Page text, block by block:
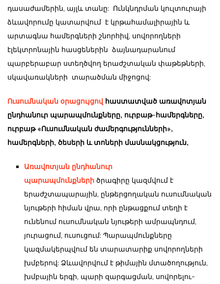
դասաժամերին, այլև տանը: Ունկնդրման կուլտուրայի
ձևավորումը կատարվում է կրթահամալիրային և
արտագնա համերգների շնորհիվ, սովորողների
էլեկտրոնային հասցեներին ձայնադարանում
պարբերաբար ստեղծվող երաժշտական փաթեթների,
սկավառակների տարածման միջոցով:
Ուսումնական օրացույցով հաստատված առավոտյան
ընդհանուր պարապմունքները, ուրբաթ-համերգները,
ուրբաթ «Ուսումնական ժամերգությունների»,
համերգների, ծեսերի և տոների մասնակցություն,
Առավոտյան ընդհանուր
պարապմունքների ծրագիրը կազմվում է
երաժշտապարային, ընթերցողական ուսումնական
նյութերի հիման վրա, որի ընթացքում տեղի է
ունենում ուսումնական նյութերի ամրապնդում,
յուրացում, ուսուցում: Պարապմունքները
կազմակերպվում են տարատարիք սովորողների
խմբերով: Ձևավորվում է թիմային մտածողություն,
խմբային երգի, պարի զարգացման, սովորելու-